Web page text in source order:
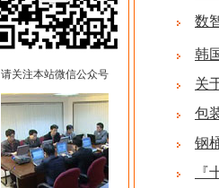
请关注本站微信公众号
数
韩
关
包
钢
『